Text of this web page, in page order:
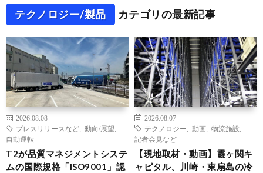
テクノロジー/製品 カテゴリの最新記事
2026.08.08
プレスリリースなど
動向/展望
自動運転
T2が品質マネジメントシステ
ムの国際規格「ISO9001」認
2026.08.07
テクノロジー
動画 物流施設
記者会見など
【現地取材・動画】霞ヶ関キ
ャピタル、川崎・東扇島の冷